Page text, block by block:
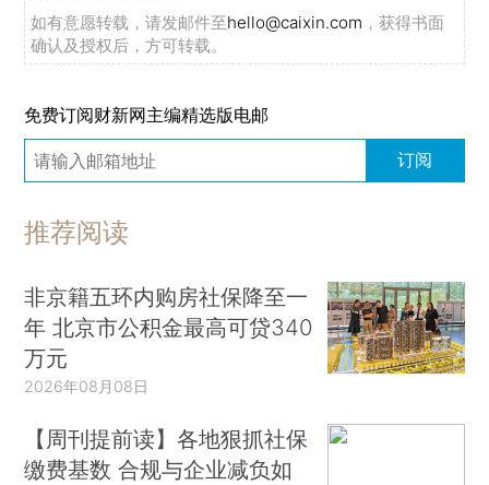
如有意愿转载，请发邮件至hello@caixin.com ，获得书面
确认及授权后，方可转载。
免费订阅财新网主编精选版电邮
订阅
推荐阅读
非京籍五环内购房社保降至一
年 北京市公积金最高可贷340
万元
2026年08月08日
【周刊提前读】各地狠抓社保
缴费基数 合规与企业减负如